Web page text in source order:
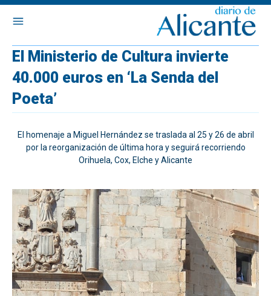
El Ministerio de Cultura invierte
40.000 euros en ‘La Senda del
Poeta’
El homenaje a Miguel Hernández se traslada al 25 y 26 de abril
por la reorganización de última hora y seguirá recorriendo
Orihuela, Cox, Elche y Alicante